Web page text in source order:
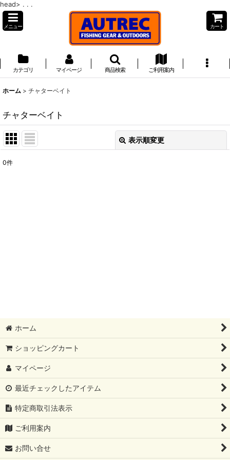
head> . . .
メニュー カート
カテゴリ マイページ 商品検索 ご利用案内
ホーム > チャターベイト
チャターベイト
表示順変更
0件
ホーム
ショッピングカート
マイページ
最近チェックしたアイテム
特定商取引法表示
ご利用案内
お問い合せ